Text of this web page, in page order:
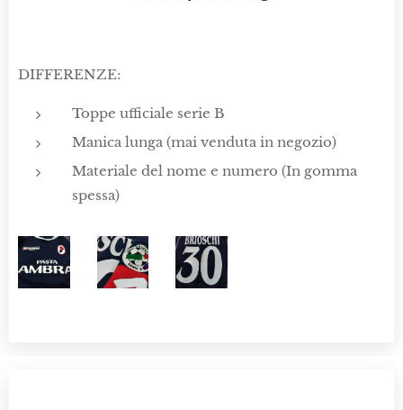
DIFFERENZE:
Toppe ufficiale serie B
Manica lunga (mai venduta in negozio)
Materiale del nome e numero (In gomma
spessa)